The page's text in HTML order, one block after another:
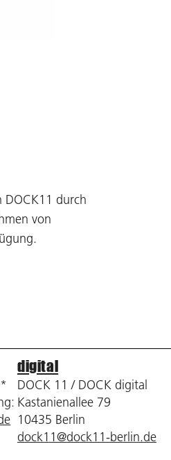
durch
von
digital
DOCK 11 / DOCK digital
Kastanienallee 79
10435 Berlin
dock11@dock11-berlin.de